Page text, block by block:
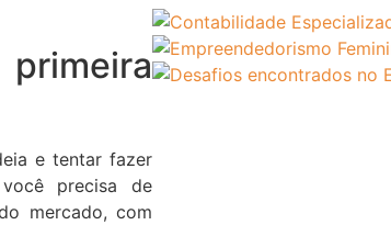
e tentar fazer
precisa de
mercado, com